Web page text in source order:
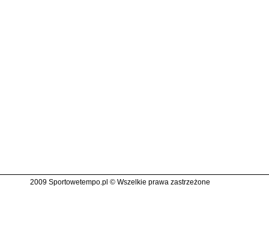
2009 Sportowetempo.pl © Wszelkie prawa zastrzeżone